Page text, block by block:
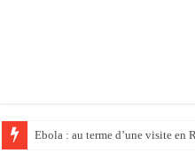
Ebola : au terme d’une visite en